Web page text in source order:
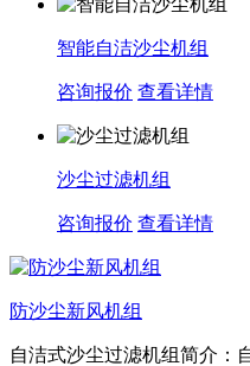
智能自洁沙尘机组
咨询报价 查看详情
沙尘过滤机组
咨询报价 查看详情
防沙尘新风机组
自洁式沙尘过滤机组简介：